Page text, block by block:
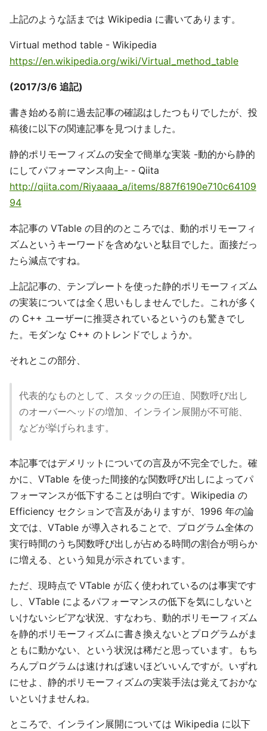
上記のような話までは Wikipedia に書いてあります。
Virtual method table - Wikipedia
https://en.wikipedia.org/wiki/Virtual_method_table
(2017/3/6 追記)
書き始める前に過去記事の確認はしたつもりでしたが、投
稿後に以下の関連記事を見つけました。
静的ポリモーフィズムの安全で簡単な実装 -動的から静的
にしてパフォーマンス向上- - Qiita
http://qiita.com/Riyaaaa_a/items/887f6190e710c64109
94
本記事の VTable の目的のところでは、動的ポリモーフィ
ズムというキーワードを含めないと駄目でした。面接だっ
たら減点ですね。
上記記事の、テンプレートを使った静的ポリモーフィズム
の実装については全く思いもしませんでした。これが多く
の C++ ユーザーに推奨されているというのも驚きでし
た。モダンな C++ のトレンドでしょうか。
それとこの部分、
代表的なものとして、スタックの圧迫、関数呼び出し
のオーバーヘッドの増加、インライン展開が不可能、
などが挙げられます。
本記事ではデメリットについての言及が不完全でした。確
かに、VTable を使った間接的な関数呼び出しによってパ
フォーマンスが低下することは明白です。Wikipedia の
Efficiency セクションで言及がありますが、1996 年の論
文では、VTable が導入されることで、プログラム全体の
実行時間のうち関数呼び出しが占める時間の割合が明らか
に増える、という知見が示されています。
ただ、現時点で VTable が広く使われているのは事実です
し、VTable によるパフォーマンスの低下を気にしないと
いけないシビアな状況、すなわち、動的ポリモーフィズム
を静的ポリモーフィズムに書き換えないとプログラムがま
ともに動かない、という状況は稀だと思っています。もち
ろんプログラムは速ければ速いほどいいんですが。いずれ
にせよ、静的ポリモーフィズムの実装手法は覚えておかな
いといけませんね。
ところで、インライン展開については Wikipedia に以下